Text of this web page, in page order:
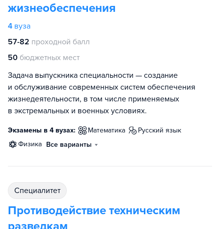
жизнеобеспечения
4 вуза
57-82 проходной балл
50 бюджетных мест
Задача выпускника специальности — создание
и обслуживание современных систем обеспечения
жизнедеятельности, в том числе применяемых
в экстремальных и военных условиях.
Экзамены в 4 вузах: математика
русский язык
физика Все варианты
специалитет
Противодействие техническим